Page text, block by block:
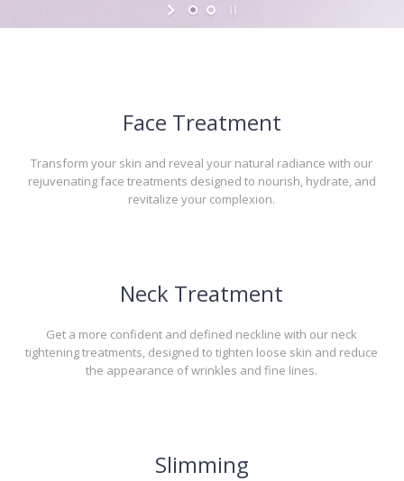
Face Treatment
Transform your skin and reveal your natural radiance with our
rejuvenating face treatments designed to nourish, hydrate, and
revitalize your complexion.
Neck Treatment
Get a more confident and defined neckline with our neck
tightening treatments, designed to tighten loose skin and reduce
the appearance of wrinkles and fine lines.
Slimming